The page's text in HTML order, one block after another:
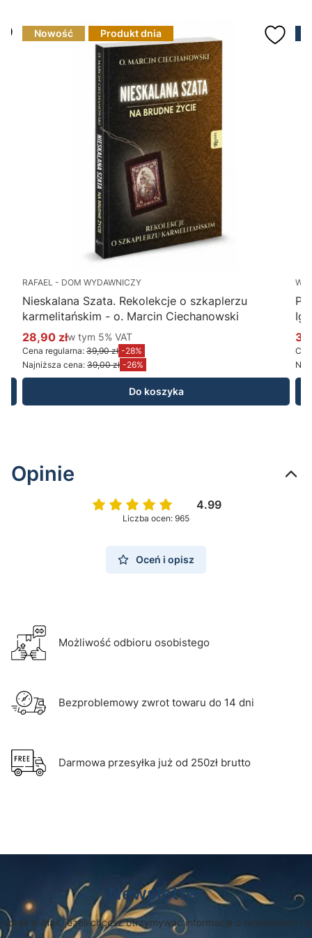
Nowość Produkt dnia
RAFAEL - DOM WYDAWNICZY
Nieskalana Szata. Rekolekcje o szkaplerzu
karmelitańskim - o. Marcin Ciechanowski
Cena promocyjna brutto
28,90 złw tym %s VAT
w tym 5% VAT
Cena regularna: 39,90 zł -28%
Najniższa cena: 39,00 zł -26%
Do koszyka
Opinie
4.99
Liczba ocen: 965
Oceń i opisz
Możliwość odbioru osobistego
Bezproblemowy zwrot towaru do 14 dni
Darmowa przesyłka już od 250zł brutto
Newsletter
adres e-mail, jeżeli chcesz otrzymywać informacje o nowościach i